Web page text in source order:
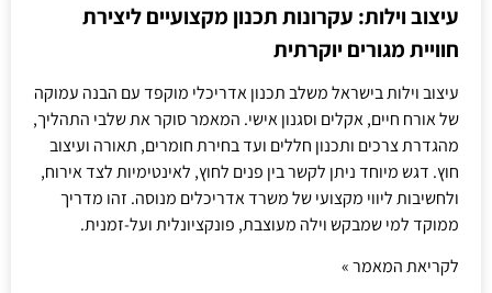
עיצוב וילות: עקרונות תכנון מקצועיים ליצירת
חוויית מגורים יוקרתית
עיצוב וילות בישראל משלב תכנון אדריכלי מוקפד עם הבנה עמוקה
של אורח חיים, אקלים וסגנון אישי. המאמר סוקר את שלבי התהליך,
מהגדרת צרכים ותכנון חללים ועד בחירת חומרים, תאורה ועיצוב
חוץ. דגש מיוחד ניתן לקשר בין פנים לחוץ, לאינטימיות לצד אירוח,
ולחשיבות ליווי מקצועי של משרד אדריכלים מנוסה. זהו מדריך
ממוקד למי שמבקש וילה מעוצבת, פונקציונלית ועל-זמנית.
לקריאת המאמר »